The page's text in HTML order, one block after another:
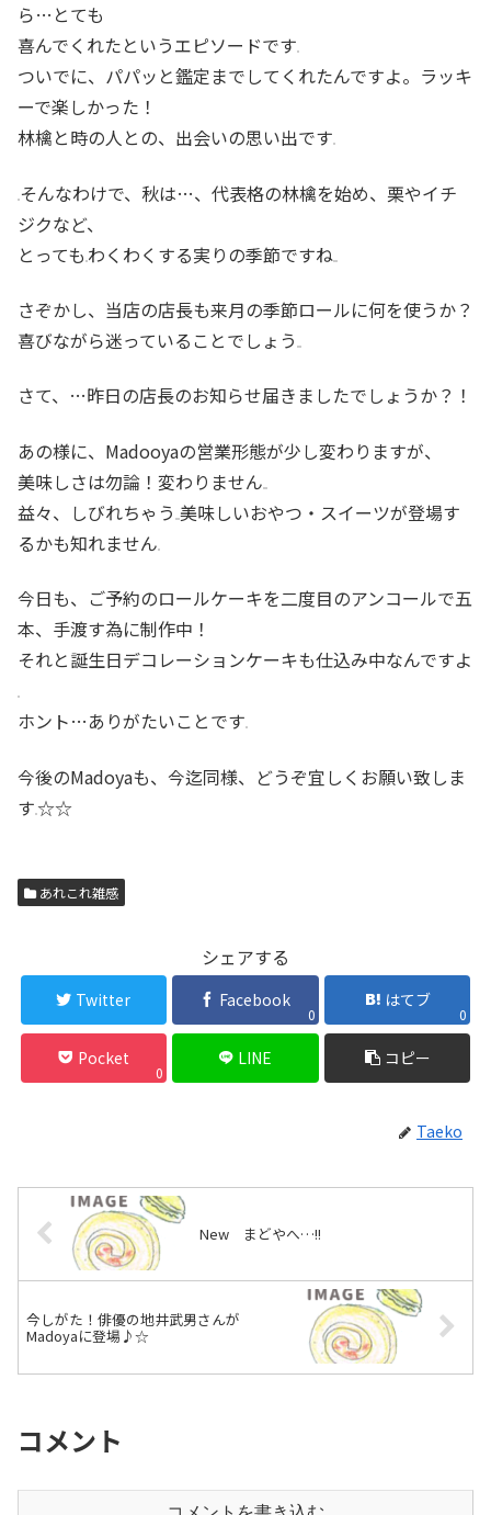
ら…とても
喜んでくれたというエピソードです
ついでに、パパッと鑑定までしてくれたんですよ。ラッキ
ーで楽しかった！
林檎と時の人との、出会いの思い出です
そんなわけで、秋は…、代表格の林檎を始め、栗やイチ
ジクなど、
とっても わくわくする実りの季節ですね
さぞかし、当店の店長も来月の季節ロールに何を使うか？
喜びながら迷っていることでしょう
さて、…昨日の店長のお知らせ届きましたでしょうか？！
あの様に、Madooyaの営業形態が少し変わりますが、
美味しさは勿論！変わりません
益々、しびれちゃう 美味しいおやつ・スイーツが登場す
るかも知れません
今日も、ご予約のロールケーキを二度目のアンコールで五
本、手渡す為に制作中！
それと誕生日デコレーションケーキも仕込み中なんですよ
ホント…ありがたいことです
今後のMadoyaも、今迄同様、どうぞ宜しくお願い致しま
す☆☆
あれこれ雑感
シェアする
Twitter Facebook
0
はてブ
0
Pocket
0
LINE コピー
Taeko
New まどやへ…!!
今しがた！俳優の地井武男さんが
Madoyaに登場♪☆
コメント